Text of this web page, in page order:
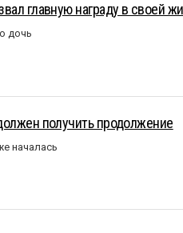
главную награду в своей
дочь
получить продолжение
началась